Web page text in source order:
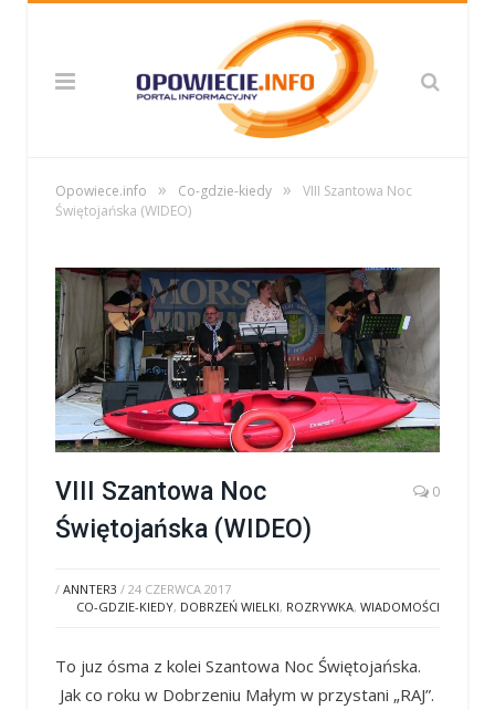
Opowiece.info » Co-gdzie-kiedy »
VIII Szantowa Noc
Świętojańska (WIDEO)
VIII Szantowa Noc
Świętojańska (WIDEO)
0
/ ANNTER3 / 24 CZERWCA 2017
CO-GDZIE-KIEDY, DOBRZEŃ WIELKI, ROZRYWKA, WIADOMOŚCI
To juz ósma z kolei Szantowa Noc Świętojańska.
Jak co roku w Dobrzeniu Małym w przystani „RAJ”.